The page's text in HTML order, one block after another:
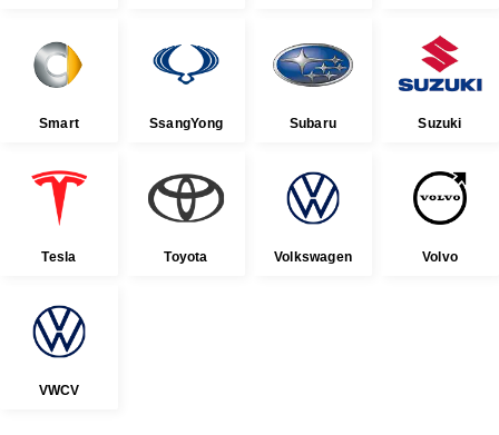
Smart SsangYong Subaru Suzuki
Tesla Toyota Volkswagen Volvo
VWCV